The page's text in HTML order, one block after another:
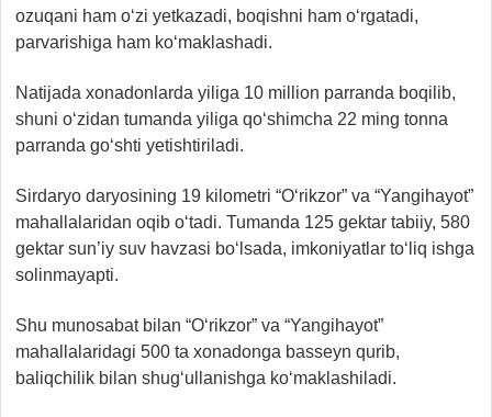
ozuqani ham o‘zi yetkazadi, boqishni ham o‘rgatadi,
parvarishiga ham ko‘maklashadi.
Natijada xonadonlarda yiliga 10 million parranda boqilib,
shuni o‘zidan tumanda yiliga qo‘shimcha 22 ming tonna
parranda go‘shti yetishtiriladi.
Sirdaryo daryosining 19 kilometri “O‘rikzor” va “Yangihayot”
mahallalaridan oqib o‘tadi. Tumanda 125 gektar tabiiy, 580
gektar sun’iy suv havzasi bo‘lsada, imkoniyatlar to‘liq ishga
solinmayapti.
Shu munosabat bilan “O‘rikzor” va “Yangihayot”
mahallalaridagi 500 ta xonadonga basseyn qurib,
baliqchilik bilan shug‘ullanishga ko‘maklashiladi.